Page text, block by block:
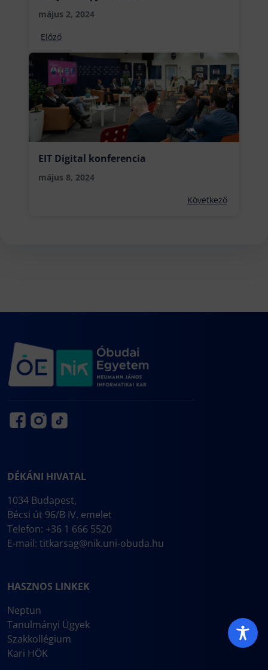
május 2, 2024
Előző
EIT Digital konferencia
május 8, 2024
Következő
DÉKÁNI HIVATAL
1034 Budapest,
Bécsi út 96/B IV. emelet
Telefon: +36 1 666 5520
E-mail: titkarsag@nik.uni-obuda.hu
HASZNOS LINKEK
Neptun
Tanulmányi Ügyek
Szakkollégium
Kari HÖK